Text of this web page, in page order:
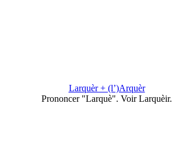
Larquèr + (l’)Arquèr
Prononcer "Larquè". Voir Larquèir.